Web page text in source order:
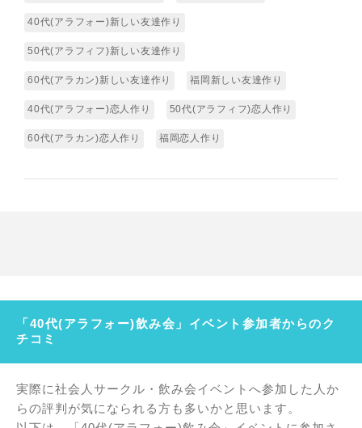
40代(アラフォー)新しい友達作り
50代(アラフィフ)新しい友達作り
60代(アラカン)新しい友達作り 福岡新しい友達作り
40代(アラフォー)恋人作り 50代(アラフィフ)恋人作り
60代(アラカン)恋人作り 福岡恋人作り
「40代(アラフォー)飲み会」イベント参加者からのク
チコミ
実際に社会人サークル・飲み会イベントへ参加した人か
らの評判が気になられる方も多いかと思います。